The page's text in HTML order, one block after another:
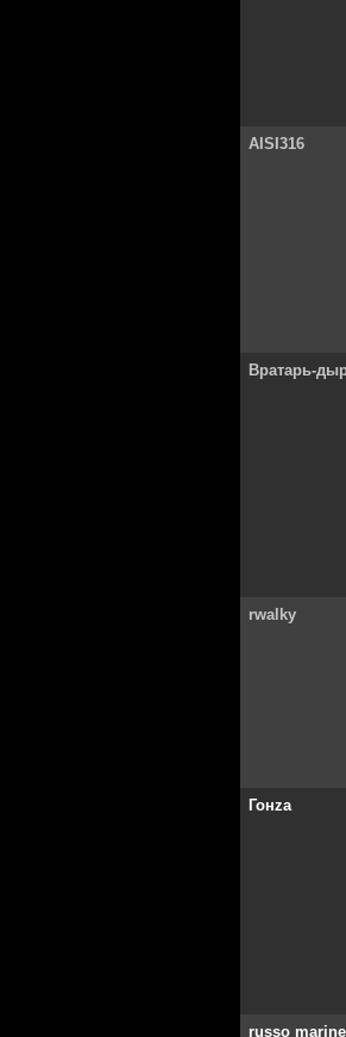
AISI316
Вратарь-
rwalky
Гонzа
russo